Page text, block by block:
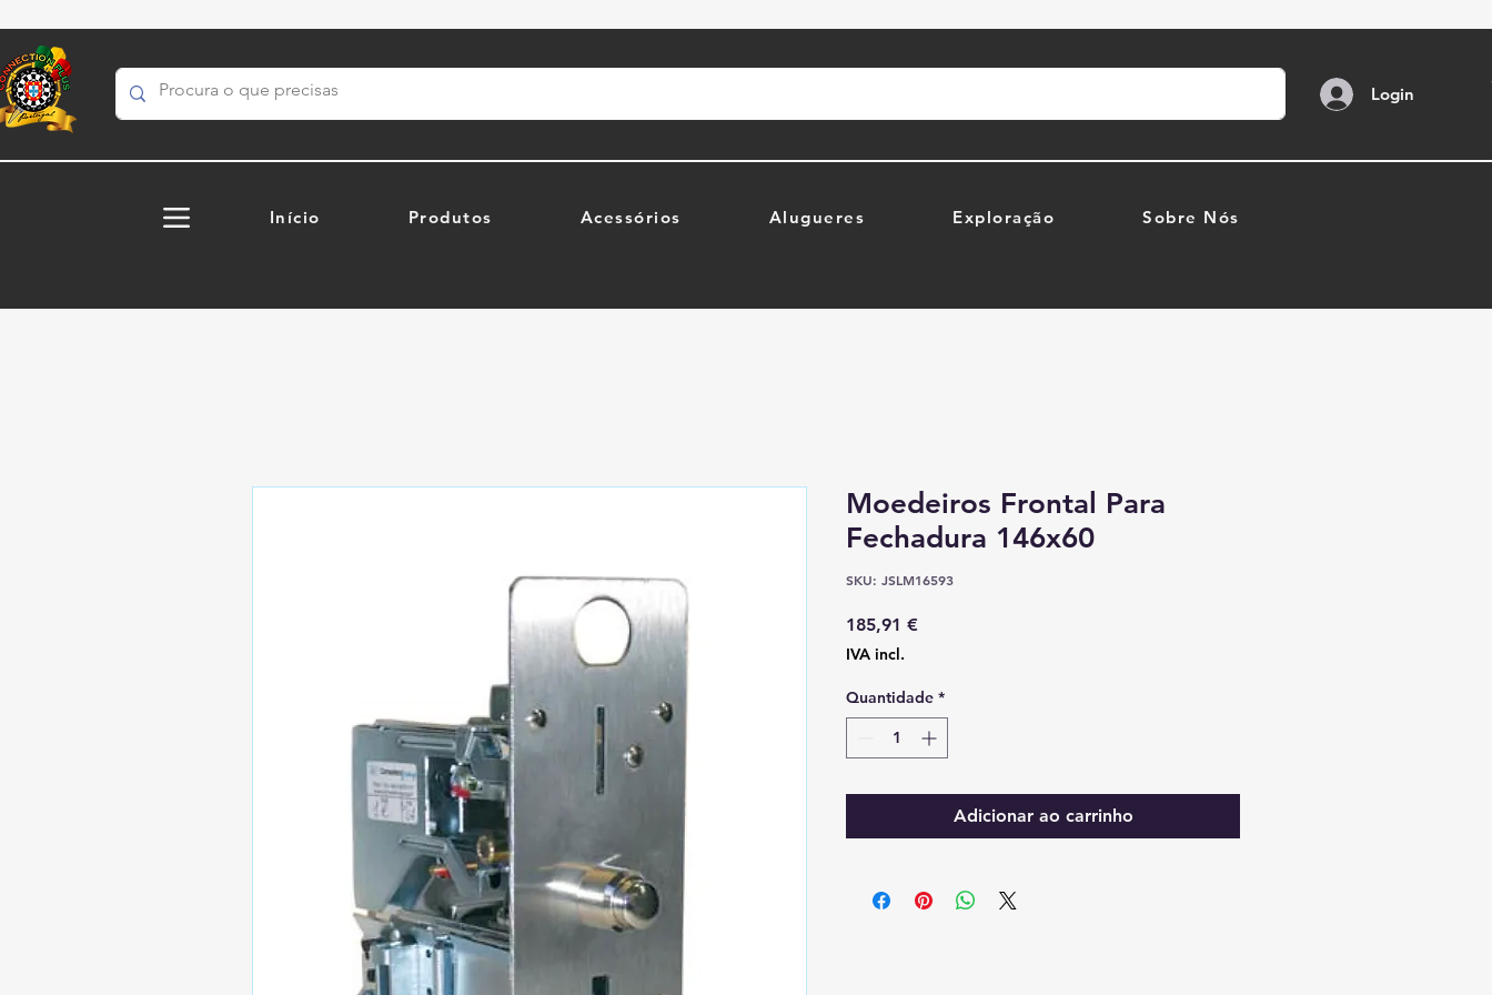
Login
Início Produtos Acessórios Alugueres Exploração Sobre Nós
Moedeiros Frontal Para
Fechadura 146x60
SKU: JSLM16593
185,91 €
IVA incl.
Quantidade *
Adicionar ao carrinho